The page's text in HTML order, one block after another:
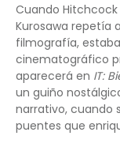
Cuando
Kurosawa repetía
filmografía,
cinematográfico
aparecerá en IT:
un guiño
narrativo, cuando
puentes que